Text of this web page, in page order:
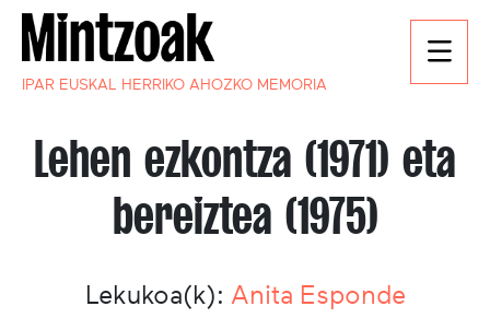
IPAR EUSKAL HERRIKO AHOZKO MEMORIA
Lehen ezkontza (1971) eta
bereiztea (1975)
Lekukoa(k): Anita Esponde